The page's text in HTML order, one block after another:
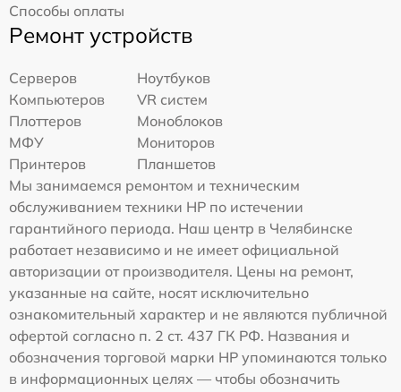
Способы оплаты
Ремонт устройств
Серверов
Ноутбуков
Компьютеров
VR систем
Плоттеров
Моноблоков
МФУ
Мониторов
Принтеров
Планшетов
Мы занимаемся ремонтом и техническим
обслуживанием техники HP по истечении
гарантийного периода. Наш центр в Челябинске
работает независимо и не имеет официальной
авторизации от производителя. Цены на ремонт,
указанные на сайте, носят исключительно
ознакомительный характер и не являются публичной
офертой согласно п. 2 ст. 437 ГК РФ. Названия и
обозначения торговой марки HP упоминаются только
в информационных целях — чтобы обозначить